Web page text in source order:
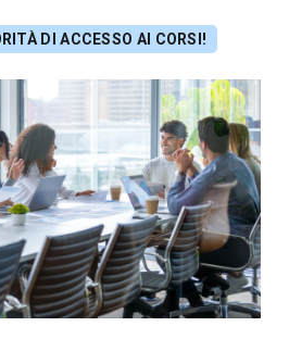
DI ACCESSO AI CORSI!